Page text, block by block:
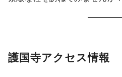
護国寺アクセス情報